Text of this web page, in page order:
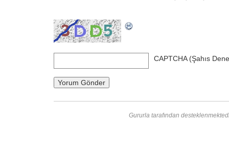
CAPTCHA (Şahıs
Gururla tarafından